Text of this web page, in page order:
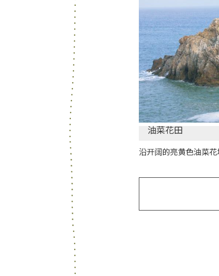
4
5
油菜花田
沿开阔的亮黄色油菜